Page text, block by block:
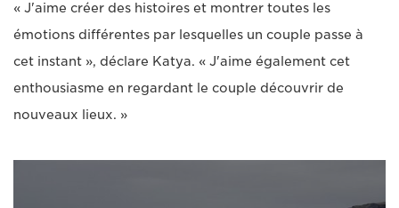
« J'aime créer des histoires et montrer toutes les
émotions différentes par lesquelles un couple passe à
cet instant », déclare Katya. « J'aime également cet
enthousiasme en regardant le couple découvrir de
nouveaux lieux. »